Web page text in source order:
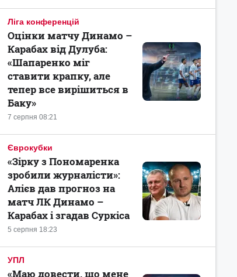
Ліга конференцій
7 серпня 08:21
Оцінки матчу Динамо –
Карабах від Дулуба:
«Шапаренко міг
ставити крапку, але
тепер все вирішиться в
Баку»
Єврокубки
5 серпня 18:23
«Зірку з Пономаренка
зробили журналісти»:
Алієв дав прогноз на
матч ЛК Динамо –
Карабах і згадав Суркіса
УПЛ
«Маю довести, що мене